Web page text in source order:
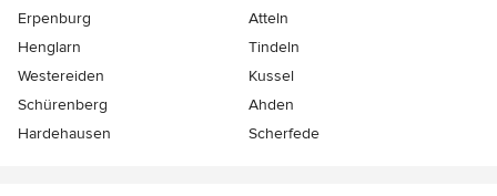
Erpenburg
Atteln
Henglarn
Tindeln
Westereiden
Kussel
Schürenberg
Ahden
Hardehausen
Scherfede